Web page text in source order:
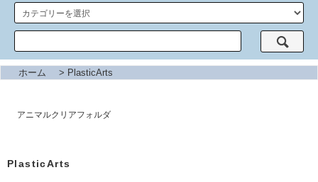
ホーム > PlasticArts
アニマルクリアフォルダ
PlasticArts